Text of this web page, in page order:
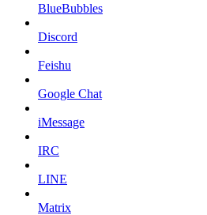
BlueBubbles
Discord
Feishu
Google Chat
iMessage
IRC
LINE
Matrix